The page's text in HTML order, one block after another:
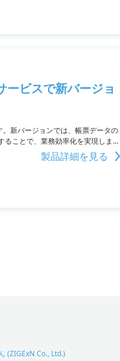
ービスで新バージョ
新バージョンでは、帳票データの
ことで、業務効率化を実現しま
トを実現し、標準帳票準備や納期回
プレゼントしていますので、ぜひお
製品詳細を見る
(ZIGExN Co., Ltd.)